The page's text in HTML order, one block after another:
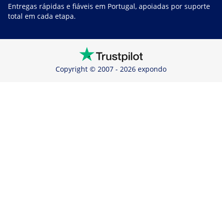
Entregas rápidas e fiáveis em Portugal, apoiadas por suporte
total em cada etapa.
Copyright © 2007 - 2026 expondo